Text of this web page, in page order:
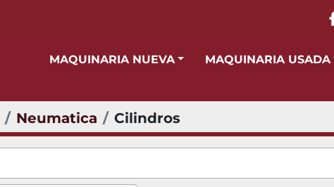
MAQUINARIA NUEVA MAQUINARIA USADA
Neumatica Cilindros